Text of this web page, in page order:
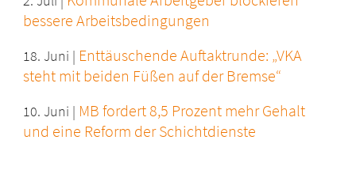
bessere Arbeitsbedingungen
18. Juni | Enttäuschende Auftaktrunde: „VKA
steht mit beiden Füßen auf der Bremse“
10. Juni | MB fordert 8,5 Prozent mehr Gehalt
und eine Reform der Schichtdienste